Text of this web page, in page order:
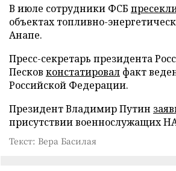
В июле сотрудники ФСБ
объектах топливно-
Анапе.
Пресс-секретарь президента
Песков констатировал факт
Российской Федерации.
Президент Владимир Путин
присутствии военнослужащих
Текст: Вера Басилая